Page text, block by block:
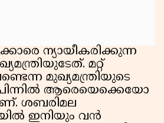
ന്യായീകരിക്കുന്ന
മറ്റ്
മുഖ്യമന്ത്രിയുടെ
ആരെയെക്കെയോ
ശബരിമല
ഇനിയും വൻ